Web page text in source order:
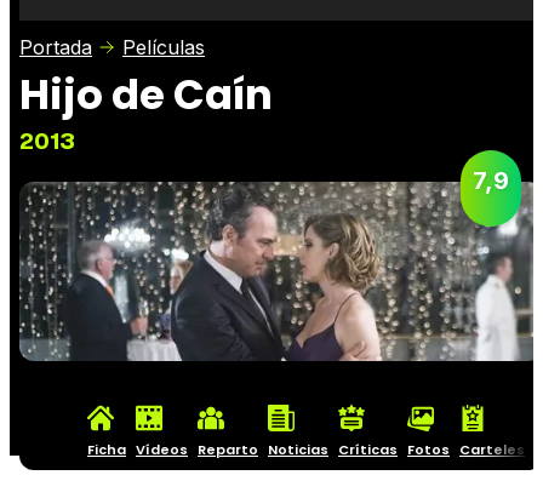
Críticas
Portada Películas
Hijo de Caín
2013
7,9
Ficha Vídeos Reparto Noticias Críticas Fotos Carteles